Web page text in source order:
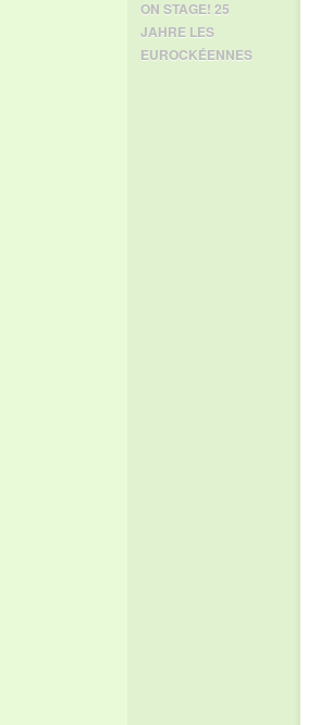
ON STAGE! 25
JAHRE LES
EUROCKÉENNES